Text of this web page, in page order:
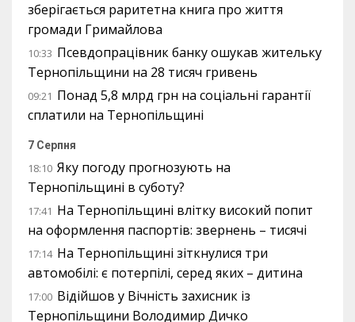
зберігається раритетна книга про життя
громади Гримайлова
10:33 Псевдопрацівник банку ошукав жительку
Тернопільщини на 28 тисяч гривень
09:21 Понад 5,8 млрд грн на соціальні гарантії
сплатили на Тернопільщині
7 Серпня
18:10 Яку погоду прогнозують на
Тернопільщині в суботу?
17:41 На Тернопільщині влітку високий попит
на оформлення паспортів: звернень – тисячі
17:14 На Тернопільщині зіткнулися три
автомобілі: є потерпілі, серед яких – дитина
17:00 Відійшов у Вічність захисник із
Тернопільщини Володимир Дичко